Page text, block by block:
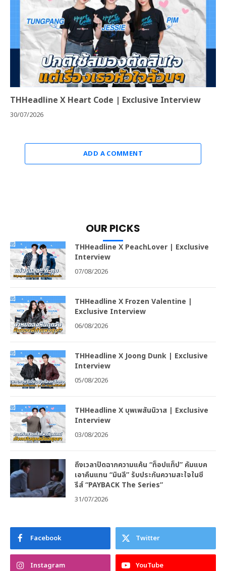
THHeadline X Heart Code | Exclusive Interview
30/07/2026
ADD A COMMENT
OUR PICKS
THHeadline X PeachLover | Exclusive
Interview
07/08/2026
THHeadline X Frozen Valentine |
Exclusive Interview
06/08/2026
THHeadline X Joong Dunk | Exclusive
Interview
05/08/2026
THHeadline X บุพเพสันนิวาส | Exclusive
Interview
03/08/2026
ถึงเวลาปิดฉากความแค้น “ท็อปแท็ป” คัมแบค
เอาคืนแทน “มินลี” รับประกันความสะใจในซี
รีส์ “PAYBACK The Series”
31/07/2026
Facebook Twitter
Instagram YouTube